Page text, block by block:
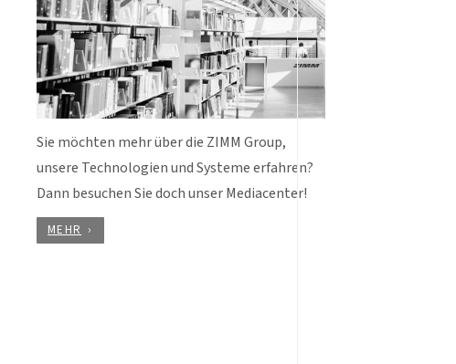
Sie möchten mehr über die ZIMM Group,
unsere Technologien und Systeme erfahren?
Dann besuchen Sie doch unser Mediacenter!
MEHR